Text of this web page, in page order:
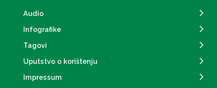
Audio
Infografike
Tagovi
Uputstvo o korištenju
Impressum